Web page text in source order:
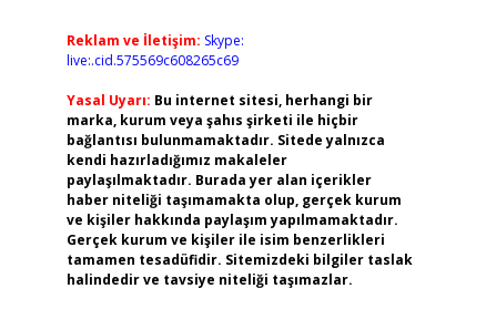
Reklam ve İletişim: Skype:
live:.cid.575569c608265c69
Yasal Uyarı: Bu internet sitesi, herhangi bir
marka, kurum veya şahıs şirketi ile hiçbir
bağlantısı bulunmamaktadır. Sitede yalnızca
kendi hazırladığımız makaleler
paylaşılmaktadır. Burada yer alan içerikler
haber niteliği taşımamakta olup, gerçek kurum
ve kişiler hakkında paylaşım yapılmamaktadır.
Gerçek kurum ve kişiler ile isim benzerlikleri
tamamen tesadüfidir. Sitemizdeki bilgiler taslak
halindedir ve tavsiye niteliği taşımazlar.